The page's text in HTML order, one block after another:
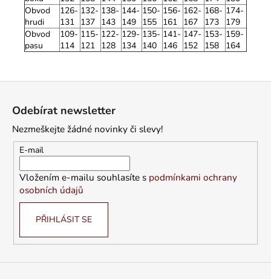
Obvod
hrudi
126-
131
132-
137
138-
143
144-
149
150-
155
156-
161
162-
167
168-
173
174-
179
Obvod
pasu
109-
114
115-
121
122-
128
129-
134
135-
140
141-
146
147-
152
153-
158
159-
164
Odebírat newsletter
Nezmeškejte žádné novinky či slevy!
E-mail
Vložením e-mailu souhlasíte s podmínkami ochrany
osobních údajů
PŘIHLÁSIT SE